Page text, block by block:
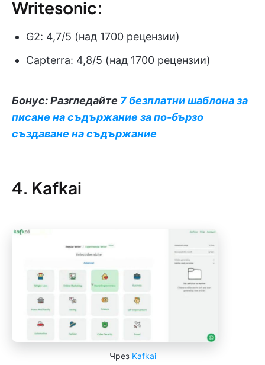
Writesonic:
G2: 4,7/5 (над 1700 рецензии)
Capterra: 4,8/5 (над 1700 рецензии)
Бонус: Разгледайте 7 безплатни шаблона за
писане на съдържание за по-бързо
създаване на съдържание
4. Kafkai
Чрез Kafkai